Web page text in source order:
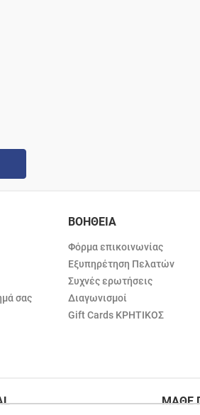
σας
ΒΟΗΘΕΙΑ
Φόρμα επικοινωνίας
Εξυπηρέτηση Πελατών
Συχνές ερωτήσεις
Διαγωνισμοί
Gift Cards ΚΡΗΤΙΚΟΣ
ΜΑΘΕ